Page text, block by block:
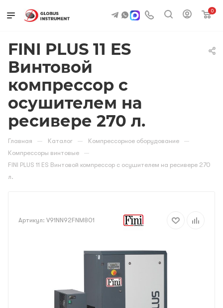
0
FINI PLUS 11 ES
Винтовой
компрессор с
осушителем на
ресивере 270 л.
Главная — Каталог — Компрессорное оборудование —
Компрессоры винтовые —
FINI PLUS 11 ES Винтовой компрессор с осушителем на ресивере 270
л.
Артикул: V91NN92FNM801